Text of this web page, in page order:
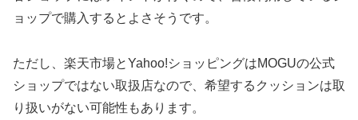
ョップで購入するとよさそうです。
ただし、楽天市場とYahoo!ショッピングはMOGUの公式
ショップではない取扱店なので、希望するクッションは取
り扱いがない可能性もあります。